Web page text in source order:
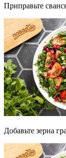
Приправьте
Добавьте зерна